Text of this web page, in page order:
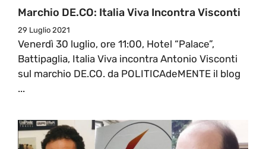
Marchio DE.CO: Italia Viva Incontra Visconti
29 Luglio 2021
Venerdì 30 luglio, ore 11:00, Hotel “Palace”,
Battipaglia, Italia Viva incontra Antonio Visconti
sul marchio DE.CO. da POLITICAdeMENTE il blog
...